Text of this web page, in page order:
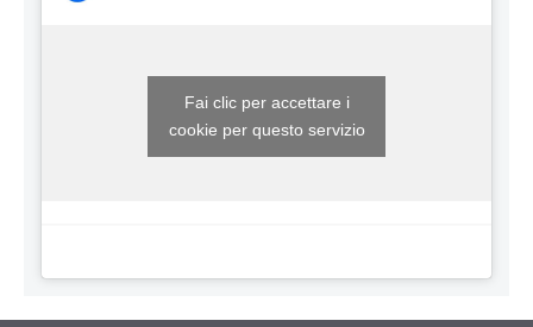
Fai clic per accettare i
cookie per questo servizio